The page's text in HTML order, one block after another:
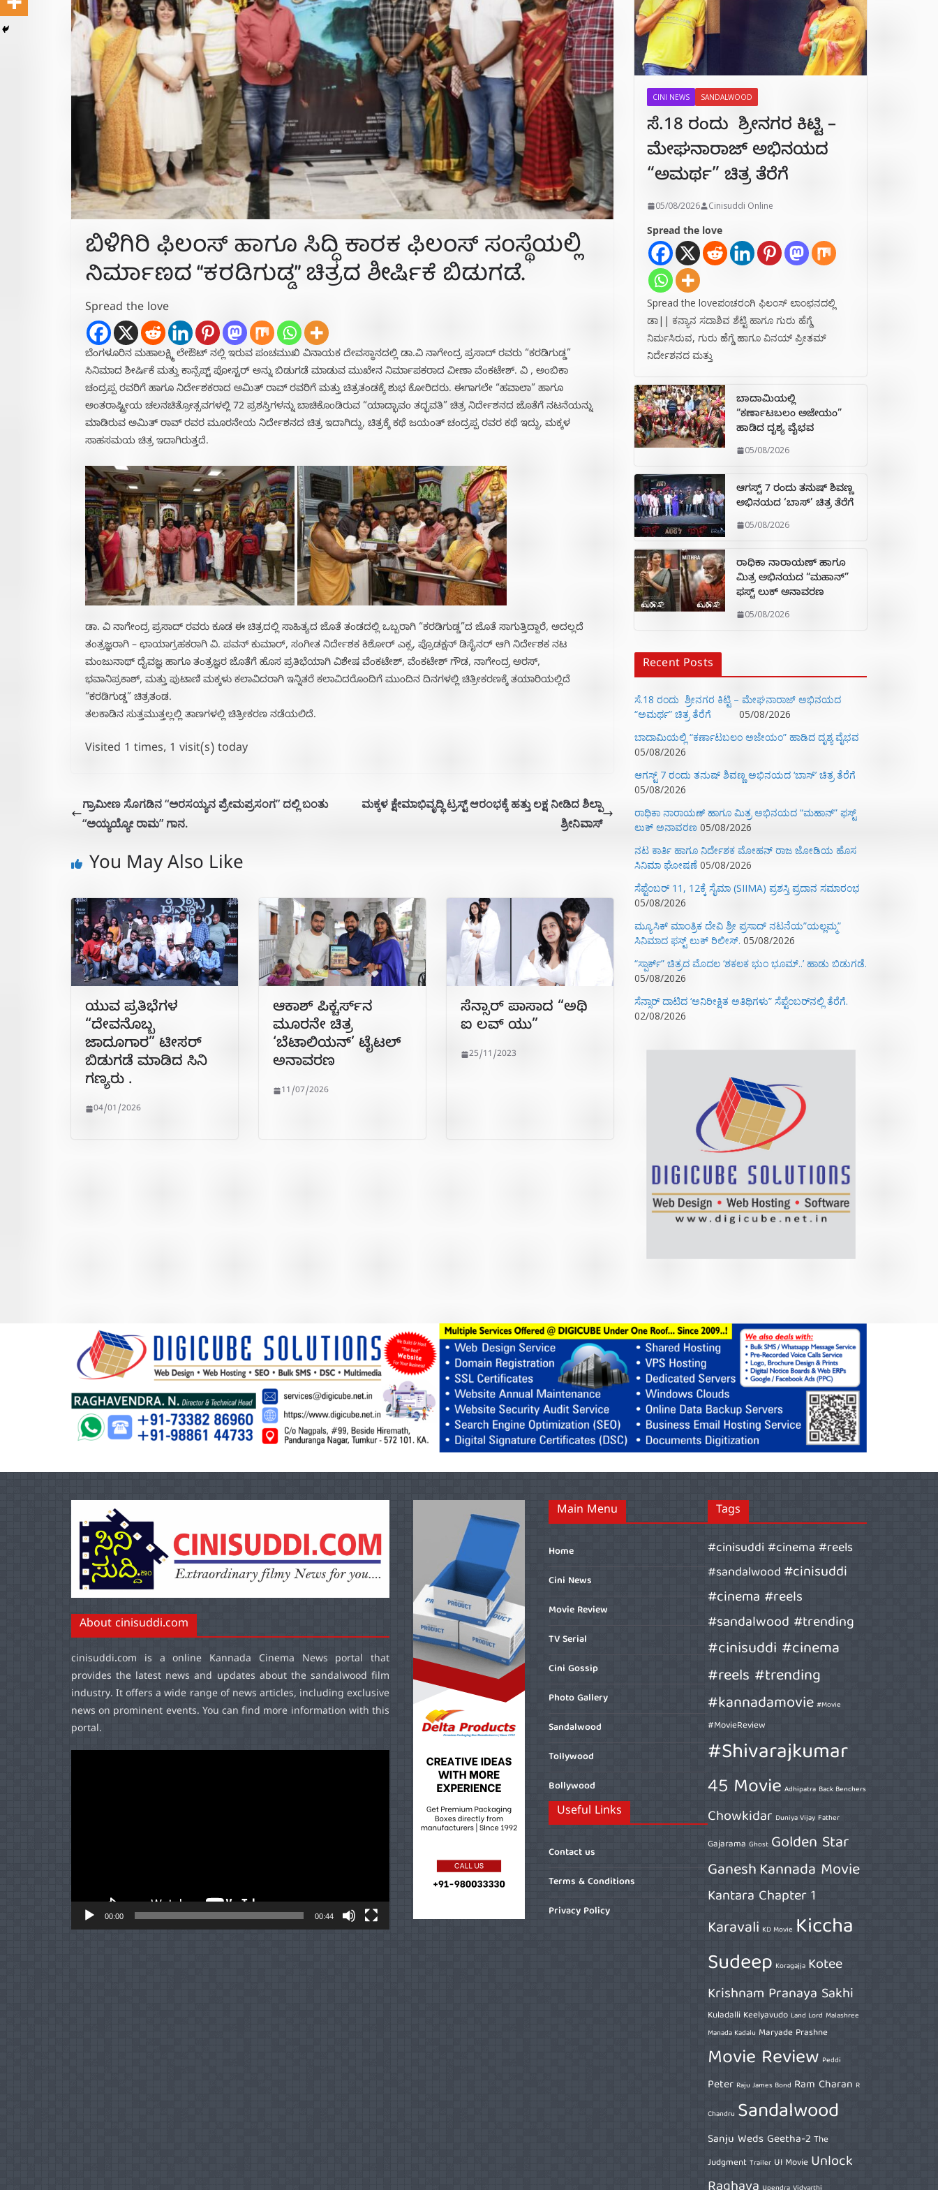
ಬಿಳಿಗಿರಿ ಫಿಲಂಸ್ ಹಾಗೂ ಸಿದ್ಧಿ ಕಾರಕ ಫಿಲಂಸ್ ಸಂಸ್ಥೆಯಲ್ಲಿ
ನಿರ್ಮಾಣದ “ಕರಡಿಗುಡ್ಡ” ಚಿತ್ರದ ಶೀರ್ಷಿಕೆ ಬಿಡುಗಡೆ.
Spread the love
ಬೆಂಗಳೂರಿನ ಮಹಾಲಕ್ಷ್ಮಿ ಲೇಔಟ್ ನಲ್ಲಿ ಇರುವ ಪಂಚಮುಖಿ ವಿನಾಯಕ ದೇವಸ್ಥಾನದಲ್ಲಿ ಡಾ.ವಿ ನಾಗೇಂದ್ರ ಪ್ರಸಾದ್ ರವರು “ಕರಡಿಗುಡ್ಡ”
ಸಿನಿಮಾದ ಶೀರ್ಷಿಕೆ ಮತ್ತು ಕಾನ್ಸೆಪ್ಟ್ ಪೋಸ್ಟರ್ ಅನ್ನು ಬಿಡುಗಡೆ ಮಾಡುವ ಮುಖೇನ ನಿರ್ಮಾಪಕರಾದ ವೀಣಾ ವೆಂಕಟೇಶ್. ವಿ , ಅಂಬಿಕಾ
ಚಂದ್ರಪ್ಪ ರವರಿಗೆ ಹಾಗೂ ನಿರ್ದೇಶಕರಾದ ಅಮಿತ್ ರಾವ್ ರವರಿಗೆ ಮತ್ತು ಚಿತ್ರತಂಡಕ್ಕೆ ಶುಭ ಕೋರಿದರು. ಈಗಾಗಲೇ “ಹವಾಲಾ” ಹಾಗೂ
ಅಂತರಾಷ್ಟ್ರೀಯ ಚಲನಚಿತ್ರೋತ್ಸವಗಳಲ್ಲಿ 72 ಪ್ರಶಸ್ತಿಗಳನ್ನು ಬಾಚಿಕೊಂಡಿರುವ “ಯಾದ್ಭಾವಂ ತದ್ಭವತಿ” ಚಿತ್ರ ನಿರ್ದೇಶನದ ಜೊತೆಗೆ ನಟನೆಯನ್ನು
ಮಾಡಿರುವ ಅಮಿತ್ ರಾವ್ ರವರ ಮೂರನೇಯ ನಿರ್ದೇಶನದ ಚಿತ್ರ ಇದಾಗಿದ್ದು, ಚಿತ್ರಕ್ಕೆ ಕಥೆ ಜಯಂತ್ ಚಂದ್ರಪ್ಪ ರವರ ಕಥೆ ಇದ್ದು, ಮಕ್ಕಳ
ಸಾಹಸಮಯ ಚಿತ್ರ ಇದಾಗಿರುತ್ತದೆ.
ಡಾ. ವಿ ನಾಗೇಂದ್ರ ಪ್ರಸಾದ್ ರವರು ಕೂಡ ಈ ಚಿತ್ರದಲ್ಲಿ ಸಾಹಿತ್ಯದ ಜೊತೆ ತಂಡದಲ್ಲಿ ಒಬ್ಬರಾಗಿ “ಕರಡಿಗುಡ್ಡ”ದ ಜೊತೆ ಸಾಗುತ್ತಿದ್ದಾರೆ, ಅದಲ್ಲದೆ
ತಂತ್ರಜ್ಞರಾಗಿ – ಛಾಯಾಗ್ರಹಕರಾಗಿ ವಿ. ಪವನ್ ಕುಮಾರ್, ಸಂಗೀತ ನಿರ್ದೇಶಕ ಕಿಶೋರ್ ಎಕ್ಸ, ಪ್ರೊಡಕ್ಷನ್ ಡಿಸೈನರ್ ಆಗಿ ನಿರ್ದೇಶಕ ನಟ
ಮಂಜುನಾಥ್ ದೈವಜ್ಞ ಹಾಗೂ ತಂತ್ರಜ್ಞರ ಜೊತೆಗೆ ಹೊಸ ಪ್ರತಿಭೆಯಾಗಿ ವಿಶೇಷ ವೆಂಕಟೇಶ್, ವೆಂಕಟೇಶ್ ಗೌಡ, ನಾಗೇಂದ್ರ ಅರಸ್,
ಭವಾನಿಪ್ರಕಾಶ್, ಮತ್ತು ಪುಟಾಣಿ ಮಕ್ಕಳು ಕಲಾವಿದರಾಗಿ ಇನ್ನಿತರೆ ಕಲಾವಿದರೊಂದಿಗೆ ಮುಂದಿನ ದಿನಗಳಲ್ಲಿ ಚಿತ್ರೀಕರಣಕ್ಕೆ ತಯಾರಿಯಲ್ಲಿದೆ
“ಕರಡಿಗುಡ್ಡ” ಚಿತ್ರತಂಡ.
ತಲಕಾಡಿನ ಸುತ್ತಮುತ್ತಲ್ಲಲ್ಲಿ ತಾಣಗಳಲ್ಲಿ ಚಿತ್ರೀಕರಣ ನಡೆಯಲಿದೆ.
Visited 1 times, 1 visit(s) today
ಗ್ರಾಮೀಣ ಸೊಗಡಿನ “ಅರಸಯ್ಯನ ಪ್ರೇಮಪ್ರಸಂಗ” ದಲ್ಲಿ ಬಂತು
“ಅಯ್ಯಯ್ಯೋ ರಾಮ” ಗಾನ.
ಮಕ್ಕಳ ಕ್ಷೇಮಾಭಿವೃದ್ಧಿ ಟ್ರಸ್ಟ್ ಆರಂಭಕ್ಕೆ ಹತ್ತು ಲಕ್ಷ ನೀಡಿದ ಶಿಲ್ಪಾ
ಶ್ರೀನಿವಾಸ್
You May Also Like
ಯುವ ಪ್ರತಿಭೆಗಳ
“ದೇವನೊಬ್ಬ
ಜಾದೂಗಾರ” ಟೀಸರ್
ಬಿಡುಗಡೆ ಮಾಡಿದ ಸಿನಿ
ಗಣ್ಯರು .
04/01/2026
ಆಕಾಶ್ ಪಿಕ್ಚರ್ಸ್‌ನ
ಮೂರನೇ ಚಿತ್ರ
‘ಬೆಟಾಲಿಯನ್’ ಟೈಟಲ್
ಅನಾವರಣ
11/07/2026
ಸೆನ್ಸಾರ್ ಪಾಸಾದ “ಅಥಿ
ಐ ಲವ್ ಯು”
25/11/2023
CINI NEWS SANDALWOOD
ಸೆ.18 ರಂದು ಶ್ರೀನಗರ ಕಿಟ್ಟಿ –
ಮೇಘನಾರಾಜ್ ಅಭಿನಯದ
“ಅಮರ್ಥ” ಚಿತ್ರ ತೆರೆಗೆ
05/08/2026 Cinisuddi Online
Spread the love
Spread the loveಪಂಚರಂಗಿ ಫಿಲಂಸ್ ಲಾಂಛನದಲ್ಲಿ
ಡಾ|| ಕನ್ಯಾನ ಸದಾಶಿವ ಶೆಟ್ಟಿ ಹಾಗೂ ಗುರು ಹೆಗ್ಡೆ
ನಿರ್ಮಸಿರುವ, ಗುರು ಹೆಗ್ಡೆ ಹಾಗೂ ವಿನಯ್ ಪ್ರೀತಮ್
ನಿರ್ದೇಶನದ ಮತ್ತು
ಬಾದಾಮಿಯಲ್ಲಿ
“ಕರ್ಣಾಟಬಲಂ ಅಜೇಯಂ”
ಹಾಡಿದ ದೃಶ್ಯ ವೈಭವ
05/08/2026
ಆಗಸ್ಟ್ 7 ರಂದು ತನುಷ್ ಶಿವಣ್ಣ
ಅಭಿನಯದ ‘ಬಾಸ್’ ಚಿತ್ರ ತೆರೆಗೆ
05/08/2026
ರಾಧಿಕಾ ನಾರಾಯಣ್ ಹಾಗೂ
ಮಿತ್ರ ಅಭಿನಯದ “ಮಹಾನ್”
ಫಸ್ಟ್ ಲುಕ್ ಅನಾವರಣ
05/08/2026
Recent Posts
ಸೆ.18 ರಂದು ಶ್ರೀನಗರ ಕಿಟ್ಟಿ – ಮೇಘನಾರಾಜ್ ಅಭಿನಯದ
“ಅಮರ್ಥ” ಚಿತ್ರ ತೆರೆಗೆ
05/08/2026
ಬಾದಾಮಿಯಲ್ಲಿ “ಕರ್ಣಾಟಬಲಂ ಅಜೇಯಂ” ಹಾಡಿದ ದೃಶ್ಯ ವೈಭವ
05/08/2026
ಆಗಸ್ಟ್ 7 ರಂದು ತನುಷ್ ಶಿವಣ್ಣ ಅಭಿನಯದ ‘ಬಾಸ್’ ಚಿತ್ರ ತೆರೆಗೆ
05/08/2026
ರಾಧಿಕಾ ನಾರಾಯಣ್ ಹಾಗೂ ಮಿತ್ರ ಅಭಿನಯದ “ಮಹಾನ್” ಫಸ್ಟ್
ಲುಕ್ ಅನಾವರಣ 05/08/2026
ನಟ ಕಾರ್ತಿ ಹಾಗೂ ನಿರ್ದೇಶಕ ಮೋಹನ್ ರಾಜ ಜೋಡಿಯ ಹೊಸ
ಸಿನಿಮಾ ಘೋಷಣೆ 05/08/2026
ಸೆಪ್ಟೆಂಬರ್ 11, 12ಕ್ಕೆ ಸೈಮಾ (SIIMA) ಪ್ರಶಸ್ತಿ ಪ್ರದಾನ ಸಮಾರಂಭ
05/08/2026
ಮ್ಯೂಸಿಕ್‌ ಮಾಂತ್ರಿಕ ದೇವಿ ಶ್ರೀ ಪ್ರಸಾದ್ ನಟನೆಯ”ಯಲ್ಲಮ್ಮ”
ಸಿನಿಮಾದ ಫಸ್ಟ್‌ ಲುಕ್‌ ರಿಲೀಸ್. 05/08/2026
“ಸ್ಪಾರ್ಕ್” ಚಿತ್ರದ ಮೊದಲ‌ ‘ಶಕಲಕ ಭುಂ‌ ಭೂಮ್..’ ಹಾಡು ಬಿಡುಗಡೆ.
05/08/2026
ಸೆನ್ಸಾರ್ ದಾಟಿದ ‘ಅನಿರೀಕ್ಷಿತ ಅತಿಥಿಗಳು” ಸೆಪ್ಟೆಂಬರ್‌ನಲ್ಲಿ ತೆರೆಗೆ.
02/08/2026
About cinisuddi.com
cinisuddi.com is a online Kannada Cinema News portal that
provides the latest news and updates about the sandalwood film
industry. It offers a wide range of news articles, including exclusive
news on prominent events. You can find more information with this
portal.
00:00 00:44
Main Menu
Home
Cini News
Movie Review
TV Serial
Cini Gossip
Photo Gallery
Sandalwood
Tollywood
Bollywood
Useful Links
Contact us
Terms & Conditions
Privacy Policy
Tags
#cinisuddi #cinema #reels
#sandalwood#cinisuddi
#cinema #reels
#sandalwood #trending
#cinisuddi #cinema
#reels #trending
#kannadamovie #Movie
#MovieReview
#Shivarajkumar
45 Movie Adhipatra Back Benchers
Chowkidar Duniya Vijay Father
Gajarama Ghost Golden Star
GaneshKannada Movie
Kantara Chapter 1
Karavali KD Movie Kiccha
Sudeep Koragajja Kotee
Krishnam Pranaya Sakhi
Kuladalli Keelyavudo Land Lord Malashree
Manada Kadalu Maryade Prashne
Movie Review Peddi
Peter Raju James Bond Ram Charan R
Chandru Sandalwood
Sanju Weds Geetha-2 The
Judgment Trailer UI Movie Unlock